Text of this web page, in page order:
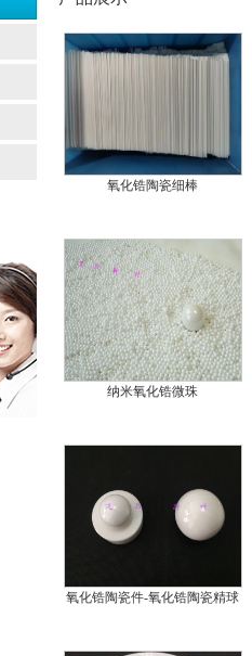
氧化锆陶瓷细棒
纳米氧化锆微珠
氧化锆陶瓷件-氧化锆陶瓷精球